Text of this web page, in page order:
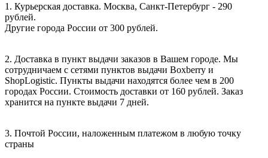
1. Курьерская доставка. Москва, Санкт-Петербург - 290
рублей.
Другие города России от 300 рублей.
2. Доставка в пункт выдачи заказов в Вашем городе. Мы
сотрудничаем с сетями пунктов выдачи Boxberry и
ShopLogistic. Пункты выдачи находятся более чем в 200
городах России. Стоимость доставки от 160 рублей. Заказ
хранится на пункте выдачи 7 дней.
3. Почтой России, наложенным платежом в любую точку
страны